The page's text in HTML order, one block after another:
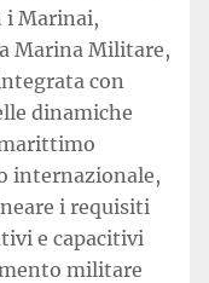
i Marinai,
Marina Militare,
con
dinamiche
internazionale,
i requisiti
e capacitivi
militare